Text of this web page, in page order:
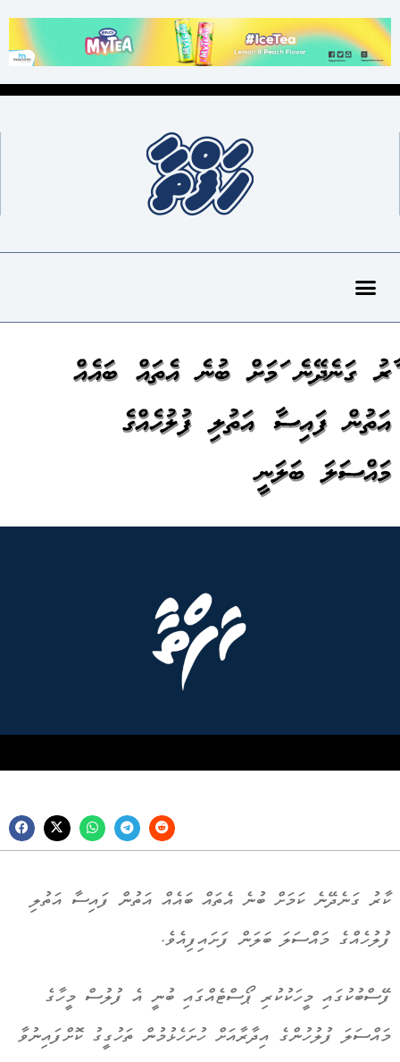
ކާރު ގަނެދޭނެ ކަމަށް ބުނެ އެތައް ބައެއް
އަތުން ފައިސާ އަތުލި ފުލުހެއްގެ
މައްސަލަ ބަލަނީ
ކާރު ގަނެދޭނެ ކަމަށް ބުނެ އެތައް ބައެއް އަތުން ފައިސާ އަތުލި
ފުލުހެއްގެ މައްސަލަ ބަލަން ފަށައިފިއެވެ.
ފޭސްބުކުގައި މީހަކުކުރި ޕޯސްޓެއްގައި ބުނީ އެ ފުލުސް މީހާގެ
މައްސަލަ ފުލުހުންގެ އިދާރާއަށް ހުށަހެޅުމުން ތަހުގީގު ކޮށްފައިނުވާ